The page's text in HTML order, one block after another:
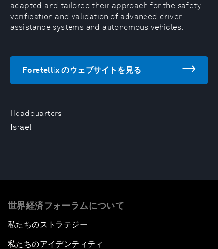
Headquarters
Israel
adapted and tailored their approach for the safety
verification and validation of advanced driver-
assistance systems and autonomous vehicles.
Foretellix のウェブサイトを見る
世界経済フォーラムについて
私たちのストラテジー
私たちのアイデンティティ